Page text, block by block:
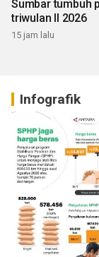
Sumbar tumbuh
triwulan II 2026
15 jam lalu
Infografik